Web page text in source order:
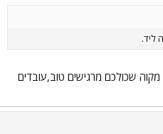
ליד.
שכולכם מרגישים טוב,עובדים